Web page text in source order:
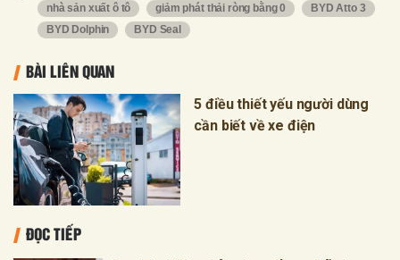
nhà sản xuất ô tô
giảm phát thải ròng bằng 0
BYD Atto 3
BYD Dolphin
BYD Seal
BÀI LIÊN QUAN
5 điều thiết yếu người dùng
cần biết về xe điện
ĐỌC TIẾP